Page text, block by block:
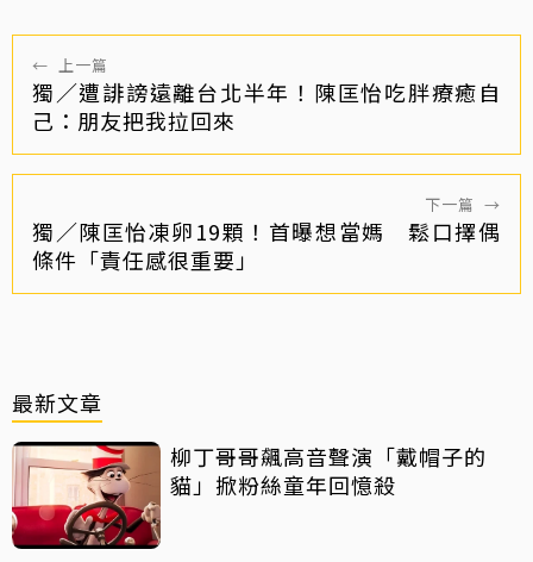
← 上一篇
獨／遭誹謗遠離台北半年！陳匡怡吃胖療癒自
己：朋友把我拉回來
下一篇 →
獨／陳匡怡凍卵19顆！首曝想當媽 鬆口擇偶
條件「責任感很重要」
最新文章
柳丁哥哥飆高音聲演「戴帽子的
貓」掀粉絲童年回憶殺